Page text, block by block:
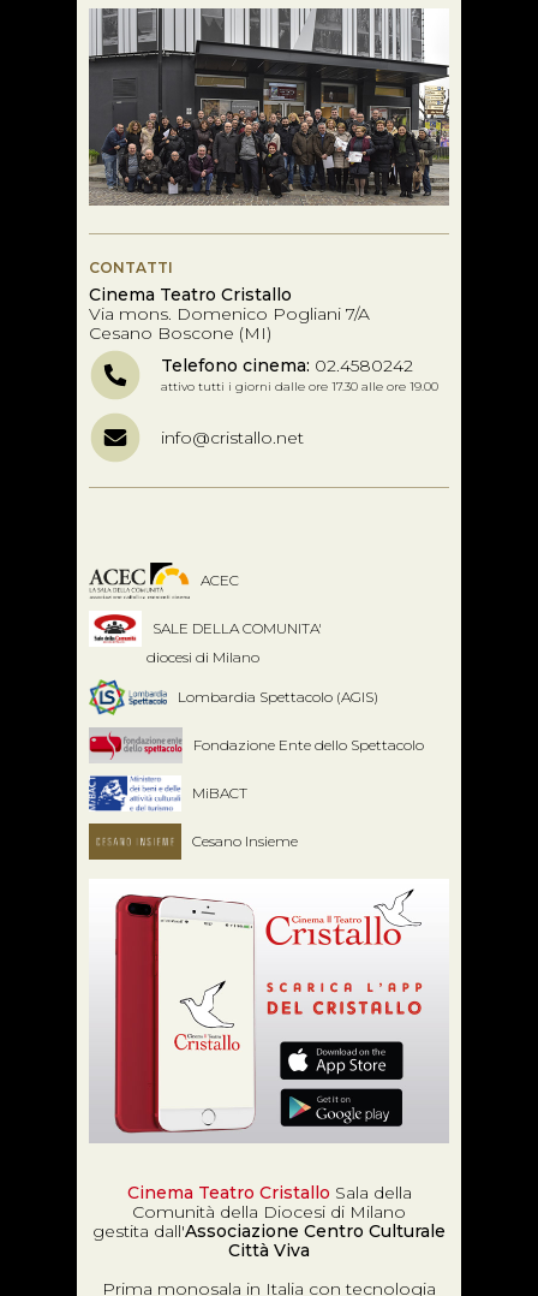
CONTATTI
Cinema Teatro Cristallo
Via mons. Domenico Pogliani 7/A
Cesano Boscone (MI)
Telefono cinema: 02.4580242
attivo tutti i giorni dalle ore 17.30 alle ore 19.00
info@cristallo.net
ACEC
SALE DELLA COMUNITA'
diocesi di Milano
Lombardia Spettacolo (AGIS)
Fondazione Ente dello Spettacolo
MiBACT
Cesano Insieme
Cinema Teatro Cristallo Sala della
Comunità della Diocesi di Milano
gestita dall'Associazione Centro Culturale
Città Viva
Prima monosala in Italia con tecnologia